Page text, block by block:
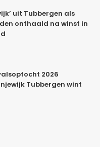
uit Tubbergen als
onthaald na winst in
2026
Tubbergen wint